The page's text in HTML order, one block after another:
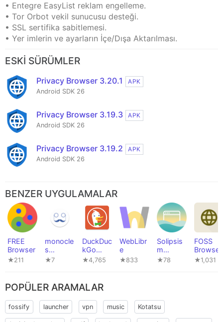
• Entegre EasyList reklam engelleme.
• Tor Orbot vekil sunucusu desteği.
• SSL sertifika sabitlemesi.
• Yer imlerin ve ayarların İçe/Dışa Aktarılması.
ESKI SÜRÜMLER
Privacy Browser 3.20.1
APK
Android SDK 26
Privacy Browser 3.19.3
APK
Android SDK 26
Privacy Browser 3.19.2
APK
Android SDK 26
BENZER UYGULAMALAR
FREE
Browser
★211
monocle
s
browser
★7
DuckDuc
kGo
Privacy
Browser
★4,765
WebLibr
e
★833
Solipsis
m
Browser
★78
FOSS
Browser
★1,031
POPÜLER ARAMALAR
fossify launcher vpn music Kotatsu